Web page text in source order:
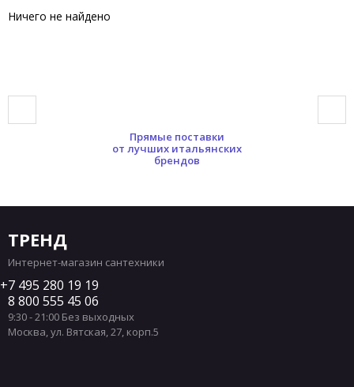
Ничего не найдено
Прямые поставки
от лучших итальянских
брендов
ТРЕНД
Интернет-магазин сантехники
7 495 280 19 19
8 800 555 45 06
9:30 - 21:00 Без выходных
Москва,ул. Вятская, 27, корп.5